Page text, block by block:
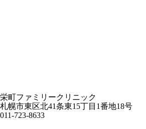
栄町ファミリークリニック
札幌市東区北41条東15丁目1番地18号
011-723-8633